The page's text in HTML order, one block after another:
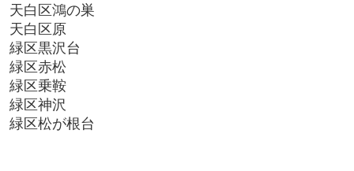
天白区鴻の巣
天白区原
緑区黒沢台
緑区赤松
緑区乗鞍
緑区神沢
緑区松が根台